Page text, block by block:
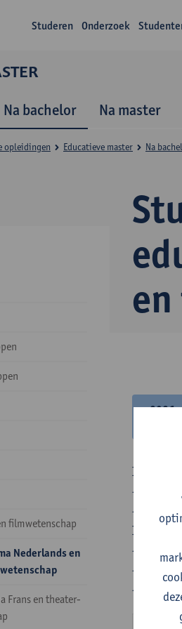
Studeren Onderzoek
Na bachelor Na master
opleidingen Educatieve master Na
filmwetenschap
Nederlands en
Frans en theater-
2026-
In de
- Optie A
- Optie B:
In de
- 1
- 24 of
- 24 of 30